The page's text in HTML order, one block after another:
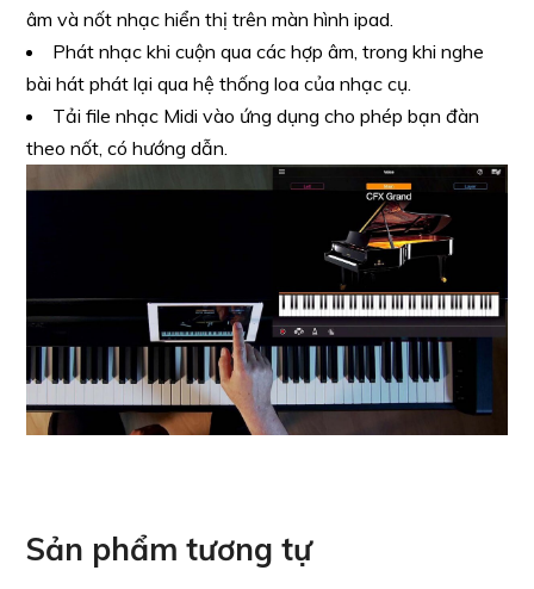
âm và nốt nhạc hiển thị trên màn hình ipad.
Phát nhạc khi cuộn qua các hợp âm, trong khi nghe
bài hát phát lại qua hệ thống loa của nhạc cụ.
Tải file nhạc Midi vào ứng dụng cho phép bạn đàn
theo nốt, có hướng dẫn.
Sản phẩm tương tự